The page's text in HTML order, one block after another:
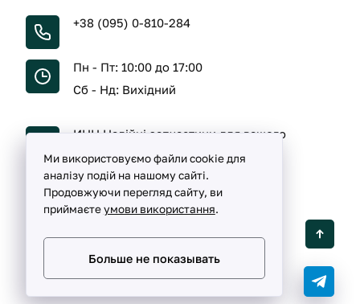
+38 (095) 0-810-284
Пн - Пт: 10:00 до 17:00
Сб - Нд: Вихідний
ИНН Надійні запчастини для вашого
Ми використовуємо файли cookie для
аналізу подій на нашому сайті.
Продовжуючи перегляд сайту, ви
приймаєтеумови використання.
Больше не показывать